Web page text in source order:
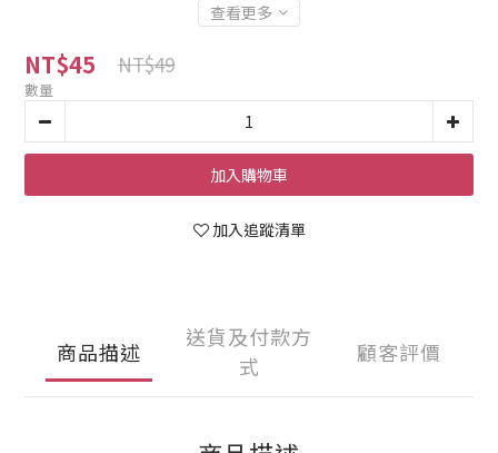
查看更多
NT$45 NT$49
數量
加入購物車
加入追蹤清單
商品描述
送貨及付款方
式
顧客評價